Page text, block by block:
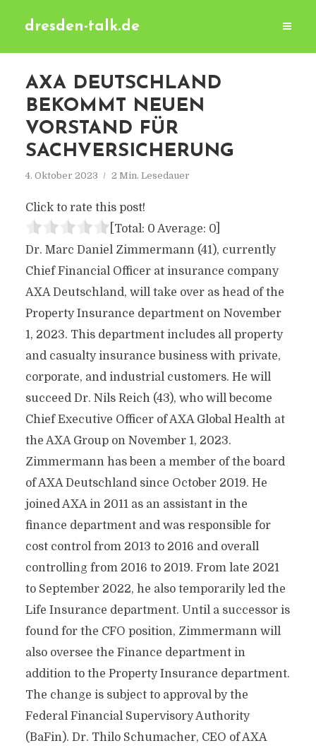
dresden-talk.de
AXA DEUTSCHLAND
BEKOMMT NEUEN
VORSTAND FÜR
SACHVERSICHERUNG
4. Oktober 2023 2 Min. Lesedauer
Click to rate this post!
[Total: 0 Average: 0]
Dr. Marc Daniel Zimmermann (41), currently
Chief Financial Officer at insurance company
AXA Deutschland, will take over as head of the
Property Insurance department on November
1, 2023. This department includes all property
and casualty insurance business with private,
corporate, and industrial customers. He will
succeed Dr. Nils Reich (43), who will become
Chief Executive Officer of AXA Global Health at
the AXA Group on November 1, 2023.
Zimmermann has been a member of the board
of AXA Deutschland since October 2019. He
joined AXA in 2011 as an assistant in the
finance department and was responsible for
cost control from 2013 to 2016 and overall
controlling from 2016 to 2019. From late 2021
to September 2022, he also temporarily led the
Life Insurance department. Until a successor is
found for the CFO position, Zimmermann will
also oversee the Finance department in
addition to the Property Insurance department.
The change is subject to approval by the
Federal Financial Supervisory Authority
(BaFin). Dr. Thilo Schumacher, CEO of AXA